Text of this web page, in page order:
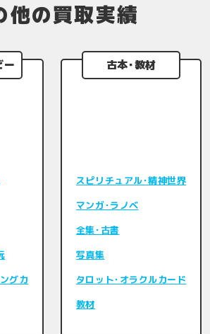
他の買取実績
ー
グカ
古本･教材
スピリチュアル･精神世界
マンガ･ラノベ
全集･古書
写真集
タロット･オラクルカード
教材